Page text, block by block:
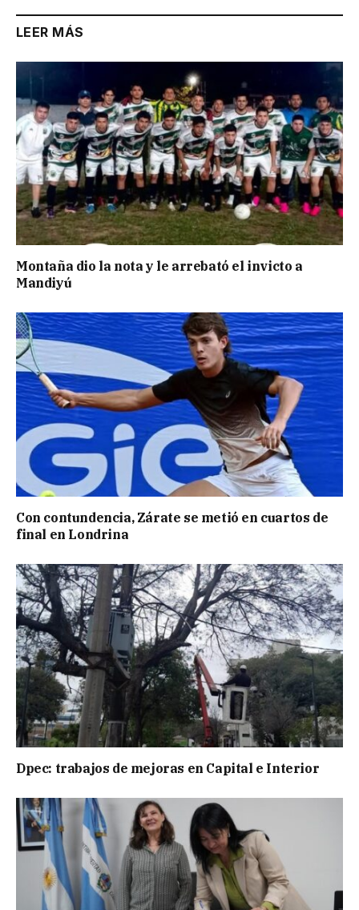
LEER MÁS
Montaña dio la nota y le arrebató el invicto a
Mandiyú
Con contundencia, Zárate se metió en cuartos de
final en Londrina
Dpec: trabajos de mejoras en Capital e Interior